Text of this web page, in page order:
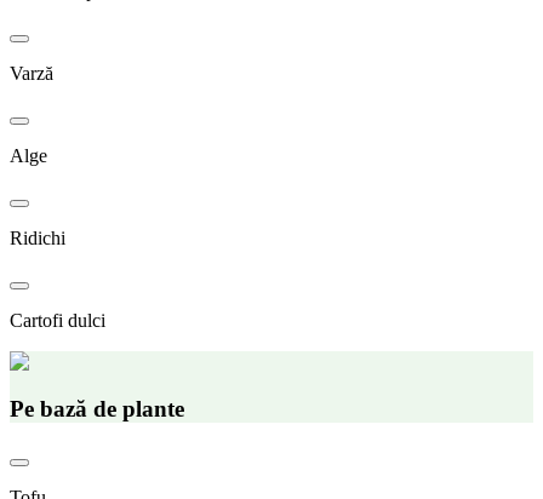
Varză
Alge
Ridichi
Cartofi dulci
Pe bază de plante